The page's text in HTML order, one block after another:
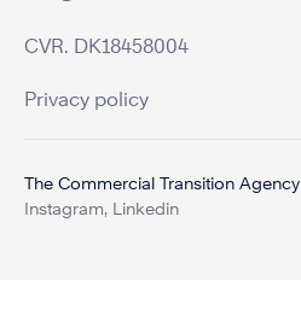
CVR. DK18458004
Privacy policy
The Commercial Transition Agency
Instagram, Linkedin